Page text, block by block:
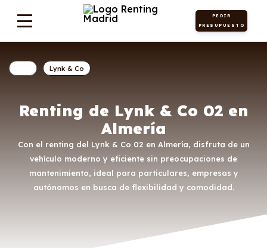
PEDIR
PRESUPUESTO
Renting de Lynk & Co 02 en
Almería
Con el renting del Lynk & Co 02 en Almería, disfruta de un
vehículo moderno y eficiente sin preocupaciones de
mantenimiento, ideal para particulares, empresas y
autónomos en busca de flexibilidad y comodidad.
Lynk & Co